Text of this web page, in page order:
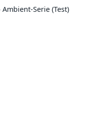
Ambient-Serie (Test)